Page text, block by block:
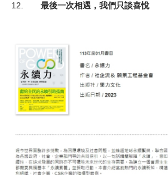
12. 最後一次相遇，我們只談喜悅